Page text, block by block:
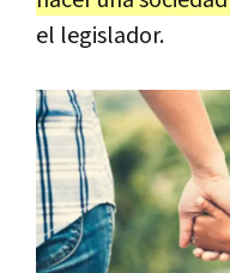
el legislador.